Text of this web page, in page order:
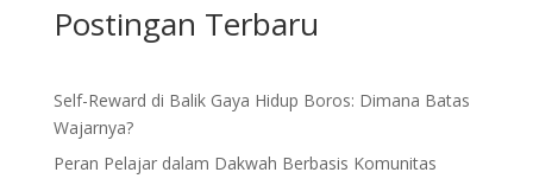
Postingan Terbaru
Self-Reward di Balik Gaya Hidup Boros: Dimana Batas
Wajarnya?
Peran Pelajar dalam Dakwah Berbasis Komunitas